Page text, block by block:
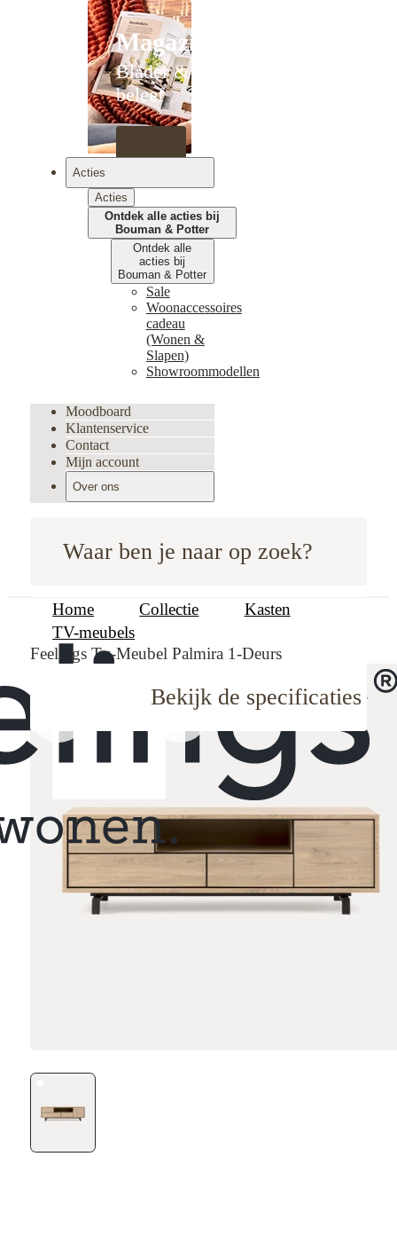
Waar ben je naar op zoek?
Magazines
Blader &
beleef
Acties
Acties
Ontdek alle acties bij
Bouman & Potter
Ontdek alle
acties bij
Bouman & Potter
Sale
Woonaccessoires
cadeau
(Wonen &
Slapen)
Showroommodellen
Moodboard
Klantenservice
Contact
Mijn account
Over ons
Home Collectie
Kasten
TV-meubels
Feelings Tv-Meubel Palmira 1-Deurs
Bekijk de specificaties